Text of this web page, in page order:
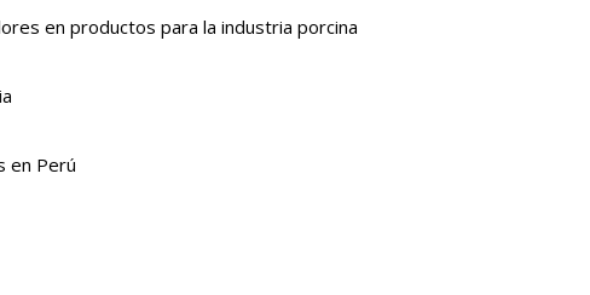
en productos para la industria porcina
en Perú